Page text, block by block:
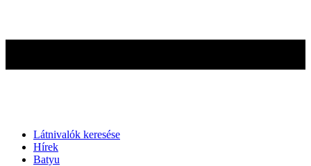
Látnivalók keresése
Hírek
Batyu